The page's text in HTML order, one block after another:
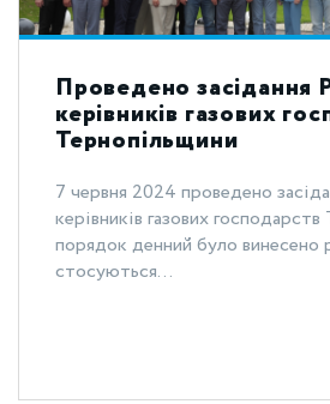
Проведено засідання
керівників газових
Тернопільщини
7 червня 2024 проведено
керівників газових
порядок денний було винесено
стосуються...